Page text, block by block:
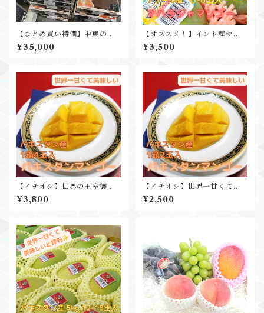
【まとめ買い特価】中東の王
室御用達 世界一甘くて美味し
い パキスタンマンゴー20㎏(5
¥35,000
【オススメ！】インド産マン
ゴー ケサール種 1箱約1.5kg 5
-6玉入
¥3,500
【イチオシ】世界の王室御用
達 世界一美味しい パキスタン
マンゴー4玉入 糖度20度以上
¥3,800
【イチオシ】世界一甘くて美
味しいパキスタンマンゴー 2玉
入 糖度20度以上 化粧箱入
¥2,500